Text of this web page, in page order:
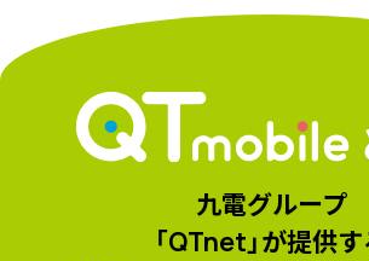
九電グループ
「QTnet」が提供す